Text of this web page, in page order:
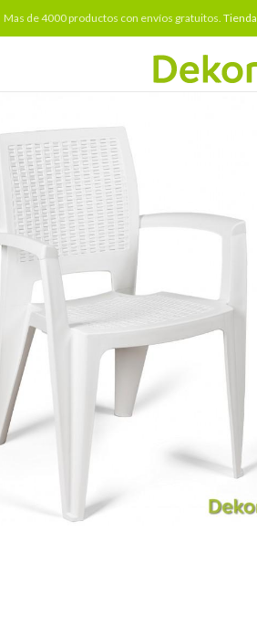
Mas de 4000 productos con envíos gratuitos. Tienda